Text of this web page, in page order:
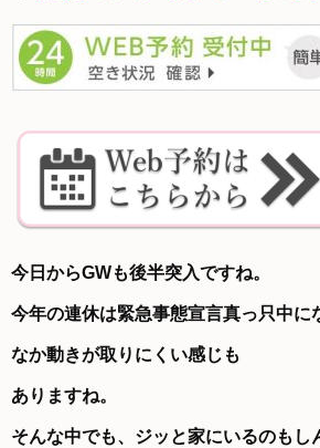
今日からGWも後半突入ですね。
今年の連休は緊急事態宣言真っ只中に
なか動きが取りにくい感じも
ありますね。
そんな中でも、ジッと家にいるのもし